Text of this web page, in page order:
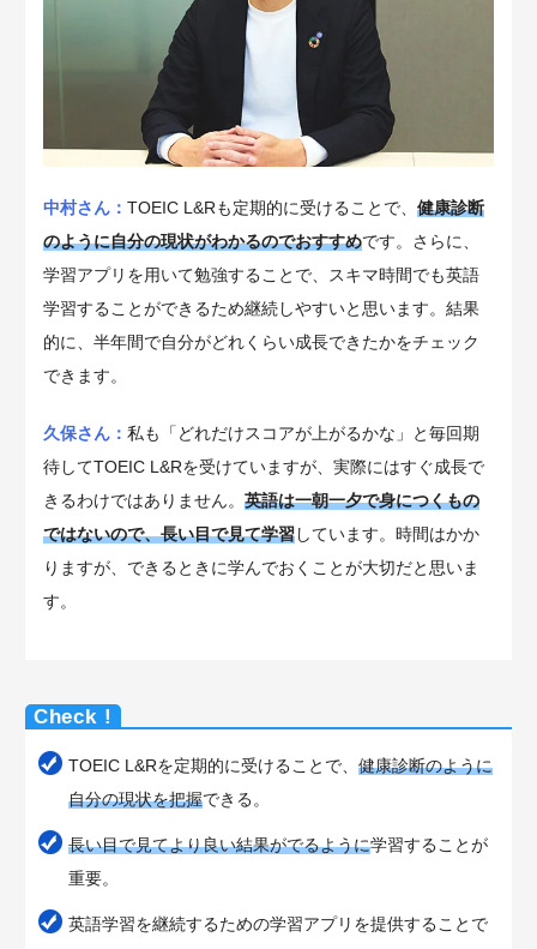
中村さん： TOEIC L&Rも定期的に受けることで、 健康診断
のように自分の現状がわかるのでおすすめです。さらに、
学習アプリを用いて勉強することで、スキマ時間でも英語
学習することができるため継続しやすいと思います。結果
的に、半年間で自分がどれくらい成長できたかをチェック
できます。
久保さん： 私も「どれだけスコアが上がるかな」と毎回期
待してTOEIC L&Rを受けていますが、実際にはすぐ成長で
きるわけではありません。 英語は一朝一夕で身につくもの
ではないので、長い目で見て学習しています。時間はかか
りますが、できるときに学んでおくことが大切だと思いま
す。
TOEIC L&Rを定期的に受けることで、 健康診断のように
自分の現状を把握できる。
長い目で見てより良い結果がでるように学習することが
重要。
英語学習を継続するための学習アプリを提供することで